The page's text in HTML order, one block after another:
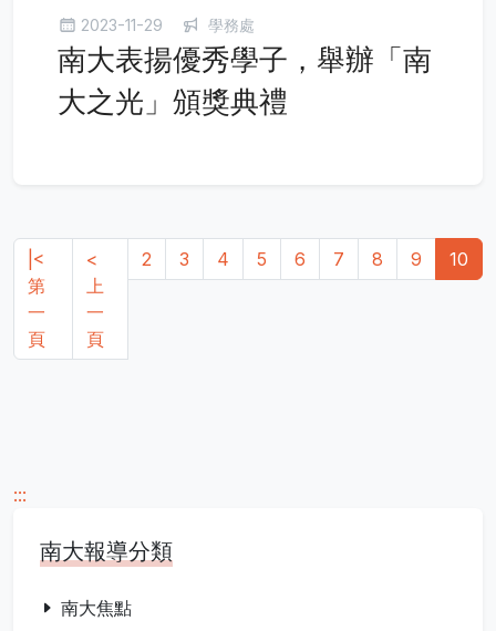
2023-11-29 學務處
南大表揚優秀學子，舉辦「南
大之光」頒獎典禮
|<
第
一
頁
<
上
一
頁
2 3 4 5 6 7 8 9 10
:::
南大報導分類
南大焦點